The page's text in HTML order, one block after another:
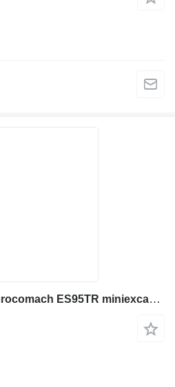
Oruga de goma para Eurocomach ES95TR miniexcavadora